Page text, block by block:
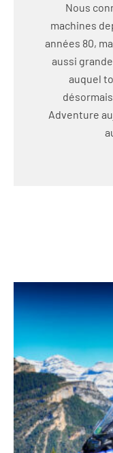
Nous
machines
années 80,
aussi
auquel
Adventure